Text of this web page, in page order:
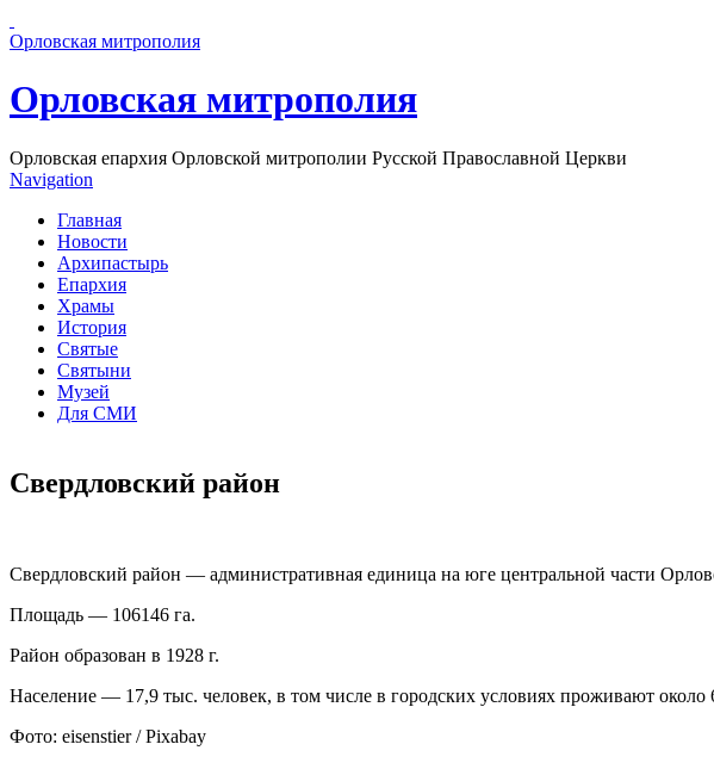
Орловская митрополия
Орловская митрополия
Орловская епархия Орловской митрополии Русской Православной Церкви
Navigation
Главная
Новости
Архипастырь
Епархия
Храмы
История
Святые
Святыни
Музей
Для СМИ
Свердловский район
Свердловский район — административная единица на юге центральной части
Площадь — 106146 га.
Район образован в 1928 г.
Население — 17,9 тыс. человек, в том числе в городских условиях проживают около
Фото: eisenstier / Pixabay